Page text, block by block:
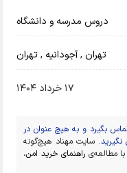
دروس مدرسه و دانشگاه
تهران,آجودانیه ,تهران
17 خرداد 1404
بگیرد و به هیچ عنوان در
سایت مهناد هیچ‌گونه
مطالعه‌ی راهنمای خرید امن،